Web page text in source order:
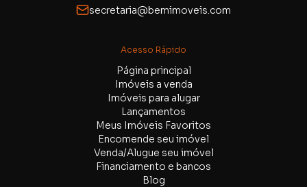
secretaria@bemimoveis.com
Acesso Rápido
Página principal
Imóveis a venda
Imóveis para alugar
Lançamentos
Meus Imóveis Favoritos
Encomende seu imóvel
Venda/Alugue seu imóvel
Financiamento e bancos
Blog